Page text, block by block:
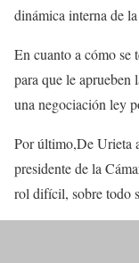
dinámica interna de
En cuanto a cómo se
para que le aprueben
una negociación ley
Por último,De Urieta
presidente de la
rol difícil, sobre todo